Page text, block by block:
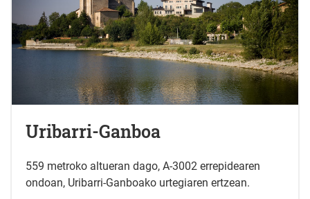
Uribarri-Ganboa
559 metroko altueran dago, A-3002 errepidearen
ondoan, Uribarri-Ganboako urtegiaren ertzean.